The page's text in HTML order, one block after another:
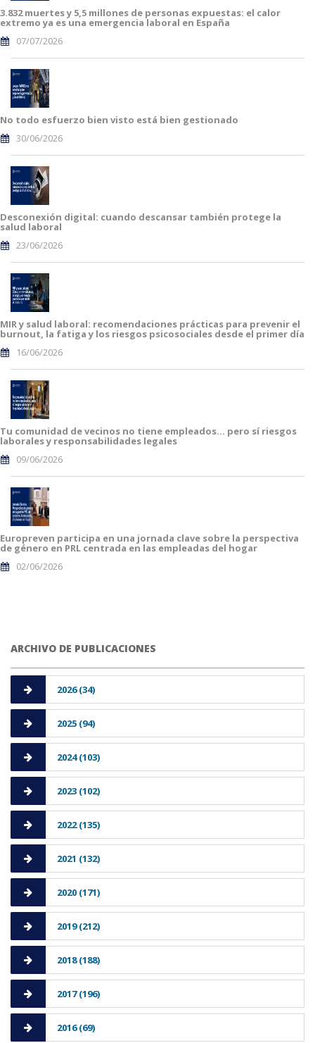
3.832 muertes y 5,5 millones de personas expuestas: el calor
extremo ya es una emergencia laboral en España
07/07/2026
No todo esfuerzo bien visto está bien gestionado
30/06/2026
Desconexión digital: cuando descansar también protege la
salud laboral
23/06/2026
MIR y salud laboral: recomendaciones prácticas para prevenir el
burnout, la fatiga y los riesgos psicosociales desde el primer día
16/06/2026
Tu comunidad de vecinos no tiene empleados… pero sí riesgos
laborales y responsabilidades legales
09/06/2026
Europreven participa en una jornada clave sobre la perspectiva
de género en PRL centrada en las empleadas del hogar
02/06/2026
ARCHIVO DE PUBLICACIONES
2026 (34)
2025 (94)
2024 (103)
2023 (102)
2022 (135)
2021 (132)
2020 (171)
2019 (212)
2018 (188)
2017 (196)
2016 (69)